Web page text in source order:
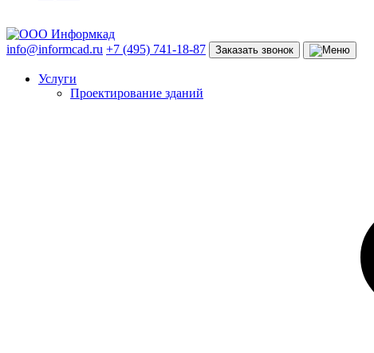
info@informcad.ru +7 (495) 741-18-87 Заказать звонок
Услуги
Проектирование зданий